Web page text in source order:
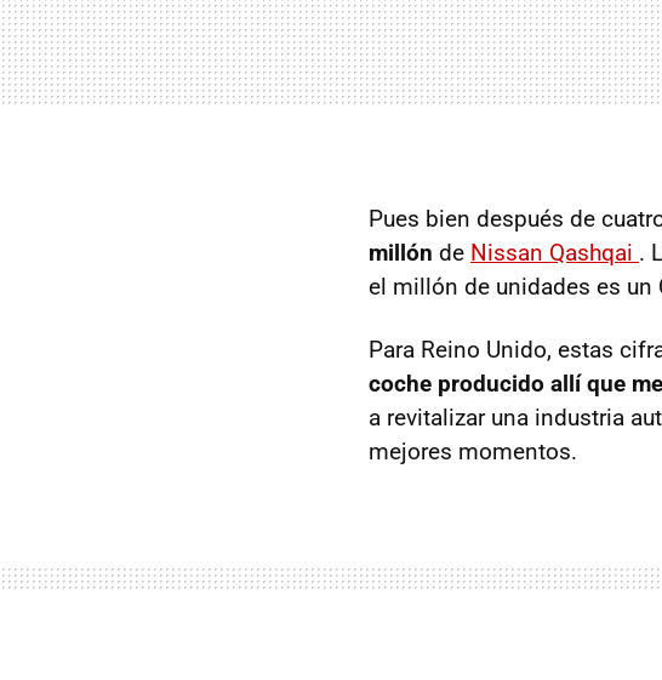
Pues bien después de
millón de Nissan Qashqai .
el millón de unidades es un
Para Reino Unido, estas
coche producido allí que
a revitalizar una industria
mejores momentos.